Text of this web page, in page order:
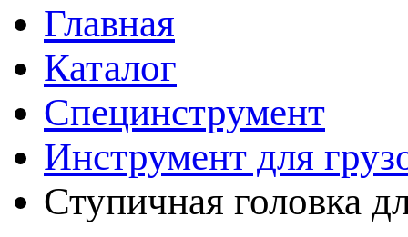
Главная
Каталог
Специнструмент
Инструмент для
Ступичная головка